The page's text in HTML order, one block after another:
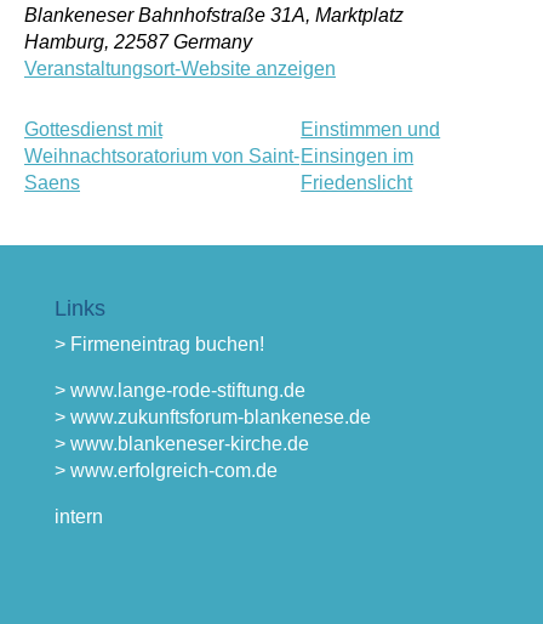
Blankeneser Bahnhofstraße 31A, Marktplatz
Hamburg, 22587 Germany
Veranstaltungsort-Website anzeigen
Gottesdienst mit
Weihnachtsoratorium von Saint-
Saens
Einstimmen und
Einsingen im
Friedenslicht
Links
> Firmeneintrag buchen!
> www.lange-rode-stiftung.de
> www.zukunftsforum-blankenese.de
> www.blankeneser-kirche.de
> www.erfolgreich-com.de
intern